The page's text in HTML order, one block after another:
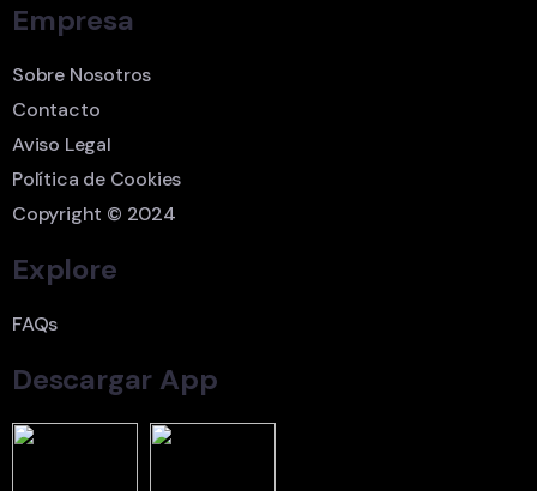
Empresa
Sobre Nosotros
Contacto
Aviso Legal
Política de Cookies
Copyright © 2024
Explore
FAQs
Descargar App